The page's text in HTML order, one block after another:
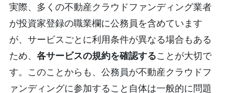
実際、多くの不動産クラウドファンディング業者
が投資家登録の職業欄に公務員を含めています
が、サービスごとに利用条件が異なる場合もある
ため、 各サービスの規約を確認することが大切で
す。このことからも、公務員が不動産クラウドフ
ァンディングに参加すること自体は一般的に問題